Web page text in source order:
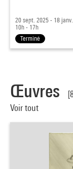
20 sept. 2025 - 18
10h - 17h
Terminé
Œuvres
Voir tout